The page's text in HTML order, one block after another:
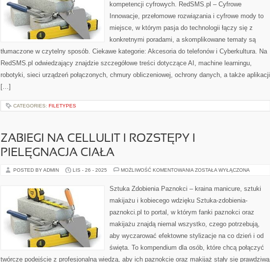
kompetencji cyfrowych. RedSMS.pl – Cyfrowe
Innowacje, przełomowe rozwiązania i cyfrowe mody to
miejsce, w którym pasja do technologii łączy się z
konkretnymi poradami, a skomplikowane tematy są
tłumaczone w czytelny sposób. Ciekawe kategorie: Akcesoria do telefonów i Cyberkultura. Na
RedSMS.pl odwiedzający znajdzie szczegółowe treści dotyczące AI, machine learningu,
robotyki, sieci urządzeń połączonych, chmury obliczeniowej, ochrony danych, a także aplikacji
[…]
CATEGORIES: FILETYPES
ZABIEGI NA CELLULIT I ROZSTĘPY I
PIELĘGNACJA CIAŁA
POSTED BY ADMIN LIS - 26 - 2025 MOŻLIWOŚĆ KOMENTOWANIA ZABIEGI
I
ROZSTĘPY
PIELĘGNACJA
ZOSTAŁA WYŁĄCZONA
Sztuka Zdobienia Paznokci – kraina manicure, sztuki
makijażu i kobiecego wdzięku Sztuka-zdobienia-
paznokci.pl to portal, w którym fanki paznokci oraz
makijażu znajdą niemal wszystko, czego potrzebują,
aby wyczarować efektowne stylizacje na co dzień i od
święta. To kompendium dla osób, które chcą połączyć
twórcze podejście z profesjonalną wiedzą, aby ich paznokcie oraz makijaż stały się prawdziwą